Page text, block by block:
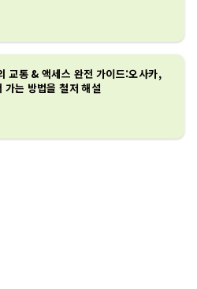
교통 & 액세스 완전 가이드:오사카,
가는 방법을 철저 해설